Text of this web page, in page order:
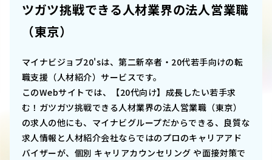
ツガツ挑戦できる人材業界の法人営業職
（東京）
マイナビジョブ20'sは、第二新卒者・20代若手向けの転
職支援（人材紹介）サービスです。
このWebサイトでは、
【20代向け】成長したい若手求
む！ガツガツ挑戦できる人材業界の法人営業職（東京）
の求人の他にも、マイナビグループだからできる、良質な
求人情報と人材紹介会社ならではのプロのキャリアアド
バイザーが、個別 キャリアカウンセリング や面接対策で